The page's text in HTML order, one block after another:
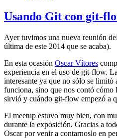
Usando Git con git-
Ayer tuvimos una nueva reunión del
última de este 2014 que se acaba).
En esta ocasión Oscar Vítores
experiencia en el uso de git-flow.
interesante ya que no sólo se limitó
funciona, sino que nos contó cómo
sirvió y cuándo git-flow empezó a
El meetup estuvo muy bien, con
durante la exposición. Gracias a
Oscar por venir a contarnoslo en